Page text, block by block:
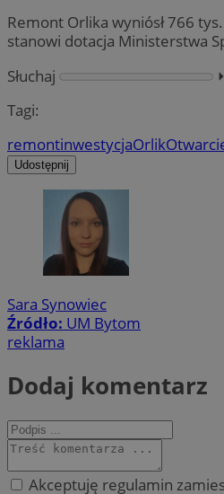
Remont Orlika wyniósł 766
stanowi dotacja Ministerstwa
Słuchaj
⏵︎
Tagi:
remontinwestycjaOrlik
Udostępnij
Sara Synowiec
Źródło: UM Bytom
reklama
Dodaj komentarz
Akceptuję regulamin